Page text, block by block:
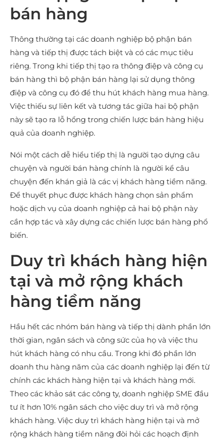
bán hàng
Thông thường tại các doanh nghiệp bộ phận bán
hàng và tiếp thị được tách biệt và có các mục tiêu
riêng. Trong khi tiếp thị tạo ra thông điệp và công cụ
bán hàng thì bộ phận bán hàng lại sử dụng thông
điệp và công cụ đó để thu hút khách hàng mua hàng.
Việc thiếu sự liên kết và tương tác giữa hai bộ phận
này sẽ tạo ra lỗ hổng trong chiến lược bán hàng hiệu
quả của doanh nghiệp.
Nói một cách dễ hiểu tiếp thị là người tạo dựng câu
chuyện và người bán hàng chính là người kể câu
chuyện đến khán giả là các vị khách hàng tiềm năng.
Để thuyết phục được khách hàng chọn sản phẩm
hoặc dịch vụ của doanh nghiệp cả hai bộ phận này
cần hợp tác và xây dựng các chiến lược bán hàng phổ
biến.
Duy trì khách hàng hiện
tại và mở rộng khách
hàng tiềm năng
Hầu hết các nhóm bán hàng và tiếp thị dành phần lớn
thời gian, ngân sách và công sức của họ và việc thu
hút khách hàng có nhu cầu. Trong khi đó phần lớn
doanh thu hàng năm của các doanh nghiệp lại đến từ
chính các khách hàng hiện tại và khách hàng mới.
Theo các khảo sát các công ty, doanh nghiệp SME đầu
tư ít hơn 10% ngân sách cho việc duy trì và mở rộng
khách hàng. Việc duy trì khách hàng hiện tại và mở
rộng khách hàng tiềm năng đòi hỏi các hoạch định